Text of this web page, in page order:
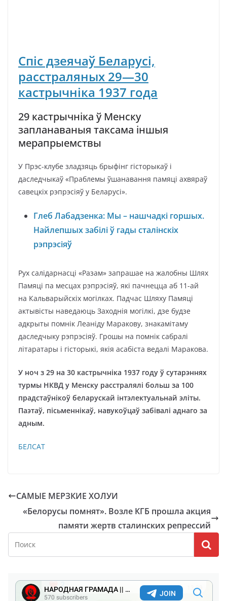
Спіс дзеячаў Беларусі,
расстраляных 29—30
кастрычніка 1937 года
29 кастрычніка ў Менску
запланаваныя таксама іншыя
мерапрыемствы
У Прэс-клубе зладзяць брыфінг гісторыкаў і
даследчыкаў «Праблемы ўшанавання памяці ахвяраў
савецкіх рэпрэсіяў у Беларусі».
Глеб Лабадзенка: Мы – нашчадкі горшых.
Найлепшых забілі ў гады сталінскіх
рэпрэсіяў
Рух салідарнасці «Разам» запрашае на жалобны Шлях
Памяці па месцах рэпрэсіяў, які пачнецца аб 11-ай
на Кальварыйскіх могілках. Падчас Шляху Памяці
актывісты наведаюць Заходнія могілкі, дзе будзе
адкрыты помнік Леаніду Маракову, знакамітаму
даследчыку рэпрэсіяў. Грошы на помнік сабралі
літаратары і гісторыкі, якія асабіста ведалі Маракова.
У ноч з 29 на 30 кастрычніка 1937 году ў сутарэннях
турмы НКВД у Менску расстралялі больш за 100
прадстаўнікоў беларускай інтэлектуальнай эліты.
Паэтаў, пісьменнікаў, навукоўцаў забівалі аднаго за
адным.
БЕЛСАТ
САМЫЕ МЕРЗКИЕ ХОЛУИ
«Белорусы помнят». Возле КГБ прошла акция
памяти жертв сталинских репрессий